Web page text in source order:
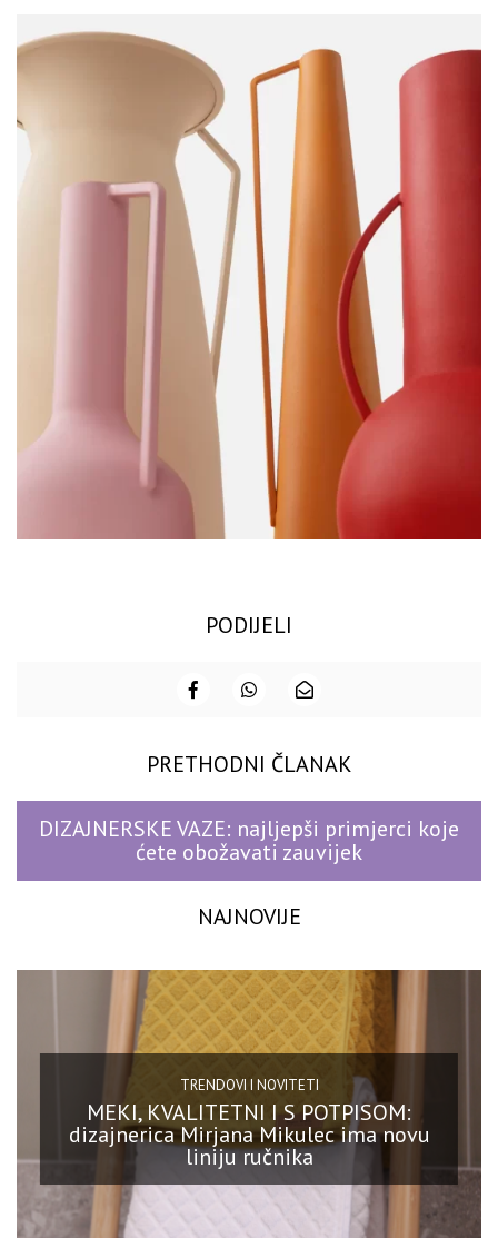
PODIJELI
PRETHODNI ČLANAK
DIZAJNERSKE VAZE: najljepši primjerci koje
ćete obožavati zauvijek
NAJNOVIJE
TRENDOVI I NOVITETI
MEKI, KVALITETNI I S POTPISOM:
dizajnerica Mirjana Mikulec ima novu
liniju ručnika